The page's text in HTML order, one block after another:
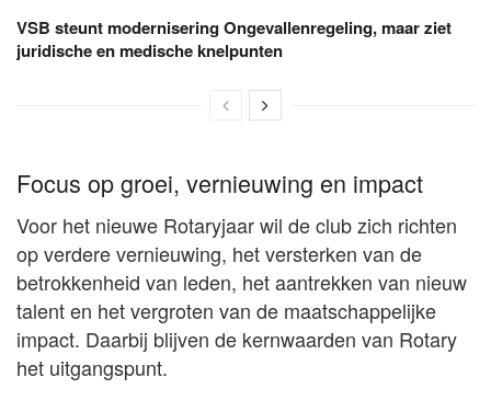
VSB steunt modernisering Ongevallenregeling, maar ziet
juridische en medische knelpunten
Focus op groei, vernieuwing en impact
Voor het nieuwe Rotaryjaar wil de club zich richten
op verdere vernieuwing, het versterken van de
betrokkenheid van leden, het aantrekken van nieuw
talent en het vergroten van de maatschappelijke
impact. Daarbij blijven de kernwaarden van Rotary
het uitgangspunt.